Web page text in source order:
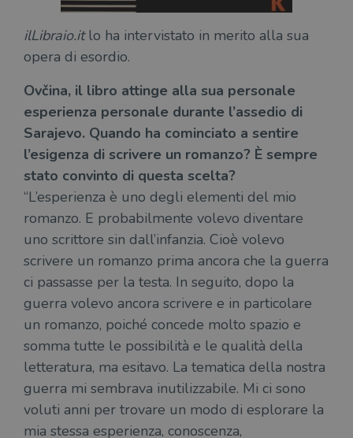
ilLibraio.itlo ha intervistato in merito alla sua
opera di esordio.
Ovčina, il libro attinge alla sua personale
esperienza personale durante l’assedio di
Sarajevo. Quando ha cominciato a sentire
l’esigenza di scrivere un romanzo? È sempre
stato convinto di questa scelta?
“L’esperienza è uno degli elementi del mio
romanzo. E probabilmente volevo diventare
uno scrittore sin dall’infanzia. Cioè volevo
scrivere un romanzo prima ancora che la guerra
ci passasse per la testa. In seguito, dopo la
guerra volevo ancora scrivere e in particolare
un romanzo, poiché concede molto spazio e
somma tutte le possibilità e le qualità della
letteratura, ma esitavo. La tematica della nostra
guerra mi sembrava inutilizzabile. Mi ci sono
voluti anni per trovare un modo di esplorare la
mia stessa esperienza, conoscenza,